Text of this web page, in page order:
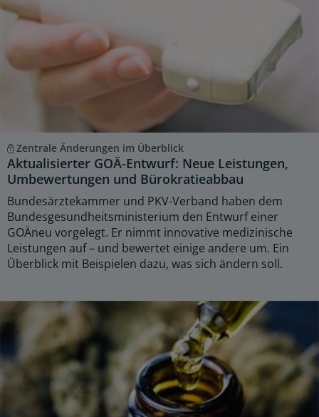
Zentrale Änderungen im Überblick
Aktualisierter GOÄ-Entwurf: Neue Leistungen,
Umbewertungen und Bürokratieabbau
Bundesärztekammer und PKV-Verband haben dem
Bundesgesundheitsministerium den Entwurf einer
GOÄneu vorgelegt. Er nimmt innovative medizinische
Leistungen auf – und bewertet einige andere um. Ein
Überblick mit Beispielen dazu, was sich ändern soll.